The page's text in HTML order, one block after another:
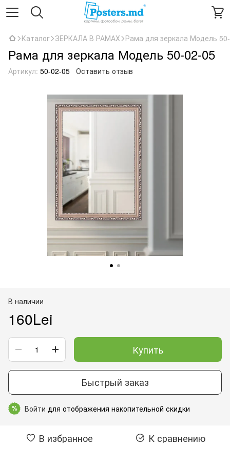
Каталог ЗЕРКАЛА В РАМАХ Рама для зеркала Модель
Рама для зеркала Модель 50-02-05
Артикул: 50-02-05 Оставить отзыв
В наличии
160Lei
Купить
Быстрый заказ
% Войти для отображения накопительной скидки
В избранное К сравнению